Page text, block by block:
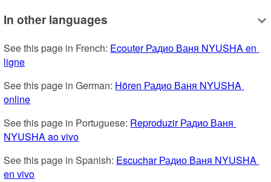
In other languages
See this page in French: Ecouter Радио Ваня NYUSHA en
ligne
See this page in German: Hören Радио Ваня NYUSHA
online
See this page in Portuguese: Reproduzir Радио Ваня
NYUSHA ao vivo
See this page in Spanish: Escuchar Радио Ваня NYUSHA
en vivo